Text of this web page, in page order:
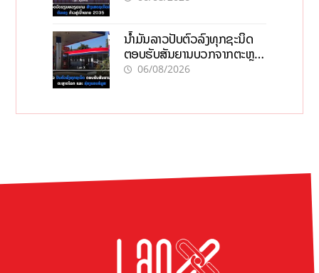
ນໍ້າມັນລາວປັບຕົວລົງທຸກຊະນິດ
ຕອບຮັບສັນຍານບວກຈາກຕະຫຼາດ
ໂລກ ແລະ ຊ່ອງແຄບຮໍມູສ
06/08/2026